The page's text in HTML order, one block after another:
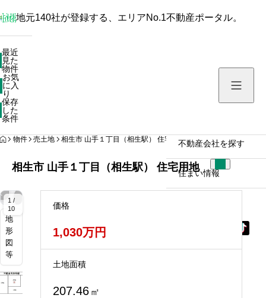
保存した条件
不動産会社を探す
住まい情報
地元140社が登録する、エリアNo.1不動産ポータル。
最近
見た
物件
お気
に入
り
保存
した
条件
HOME
物件 売土地 相生市 山手１丁目（相生駅） 住宅用地
相生市 山手１丁目（相生駅） 住宅用地
1 /
10
大
大
大
大
大
大
大
大
大
大
地
形
図
等
価格
1,030万円
土地面積
207.46 ㎡